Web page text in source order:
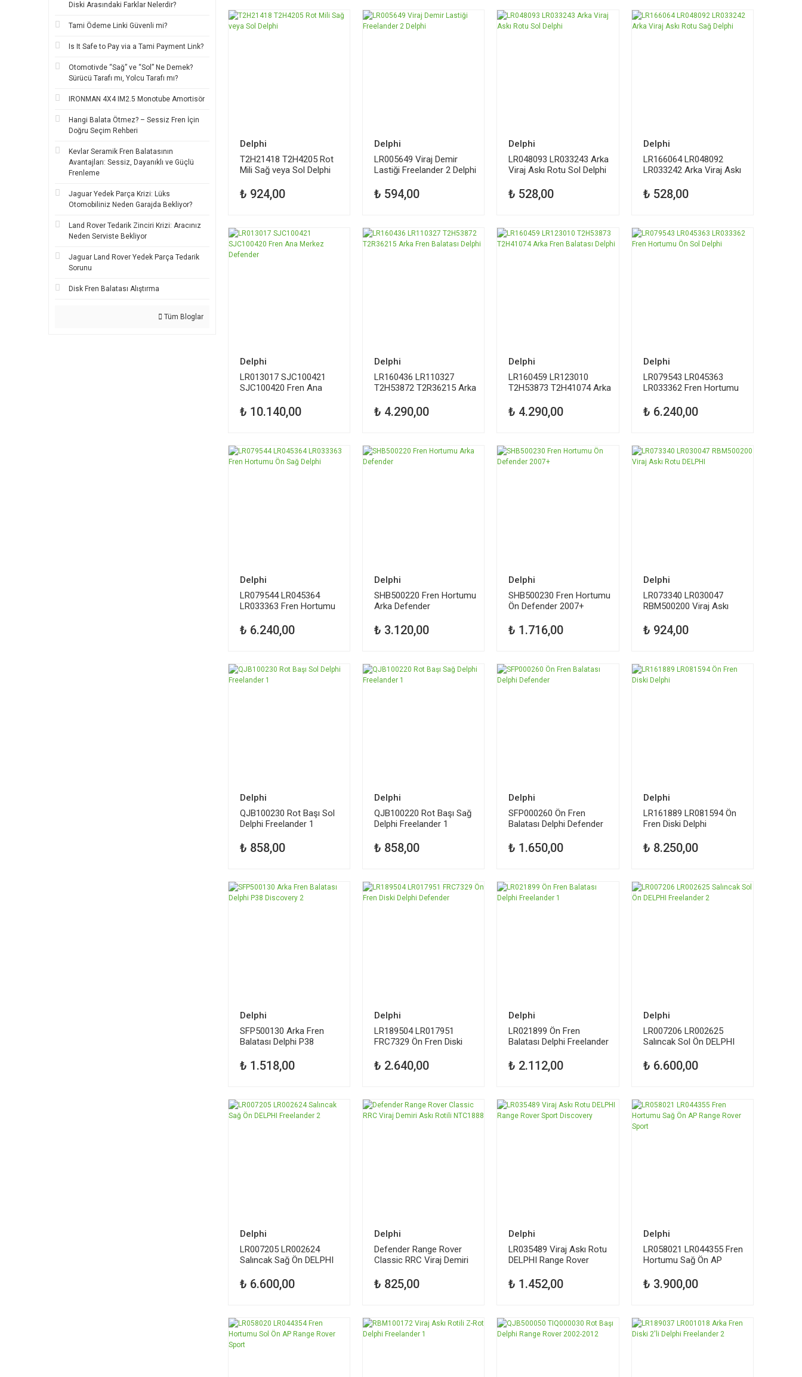
Diski Arasındaki Farklar Nelerdir?
Tami Ödeme Linki Güvenli mi?
Is It Safe to Pay via a Tami Payment Link?
Otomotivde “Sağ” ve “Sol” Ne Demek?
Sürücü Tarafı mı, Yolcu Tarafı mı?
IRONMAN 4X4 IM2.5 Monotube Amortisör
Hangi Balata Ötmez? – Sessiz Fren İçin
Doğru Seçim Rehberi
Kevlar Seramik Fren Balatasının
Avantajları: Sessiz, Dayanıklı ve Güçlü
Frenleme
Jaguar Yedek Parça Krizi: Lüks
Otomobiliniz Neden Garajda Bekliyor?
Land Rover Tedarik Zinciri Krizi: Aracınız
Neden Serviste Bekliyor
Jaguar Land Rover Yedek Parça Tedarik
Sorunu
Disk Fren Balatası Alıştırma
Tüm Bloglar
Delphi
T2H21418 T2H4205 Rot
Mili Sağ veya Sol Delphi
₺ 924,00
Delphi
LR005649 Viraj Demir
Lastiği Freelander 2 Delphi
₺ 594,00
Delphi
LR048093 LR033243 Arka
Viraj Askı Rotu Sol Delphi
₺ 528,00
Delphi
LR166064 LR048092
LR033242 Arka Viraj Askı
₺ 528,00
Delphi
LR013017 SJC100421
SJC100420 Fren Ana
₺ 10.140,00
Delphi
LR160436 LR110327
T2H53872 T2R36215 Arka
₺ 4.290,00
Delphi
LR160459 LR123010
T2H53873 T2H41074 Arka
₺ 4.290,00
Delphi
LR079543 LR045363
LR033362 Fren Hortumu
₺ 6.240,00
Delphi
LR079544 LR045364
LR033363 Fren Hortumu
₺ 6.240,00
Delphi
SHB500220 Fren Hortumu
Arka Defender
₺ 3.120,00
Delphi
SHB500230 Fren Hortumu
Ön Defender 2007+
₺ 1.716,00
Delphi
LR073340 LR030047
RBM500200 Viraj Askı
₺ 924,00
Delphi
QJB100230 Rot Başı Sol
Delphi Freelander 1
₺ 858,00
Delphi
QJB100220 Rot Başı Sağ
Delphi Freelander 1
₺ 858,00
Delphi
SFP000260 Ön Fren
Balatası Delphi Defender
₺ 1.650,00
Delphi
LR161889 LR081594 Ön
Fren Diski Delphi
₺ 8.250,00
Delphi
SFP500130 Arka Fren
Balatası Delphi P38
₺ 1.518,00
Delphi
LR189504 LR017951
FRC7329 Ön Fren Diski
₺ 2.640,00
Delphi
LR021899 Ön Fren
Balatası Delphi Freelander
₺ 2.112,00
Delphi
LR007206 LR002625
Salıncak Sol Ön DELPHI
₺ 6.600,00
Delphi
LR007205 LR002624
Salıncak Sağ Ön DELPHI
₺ 6.600,00
Delphi
Defender Range Rover
Classic RRC Viraj Demiri
₺ 825,00
Delphi
LR035489 Viraj Askı Rotu
DELPHI Range Rover
₺ 1.452,00
Delphi
LR058021 LR044355 Fren
Hortumu Sağ Ön AP
₺ 3.900,00